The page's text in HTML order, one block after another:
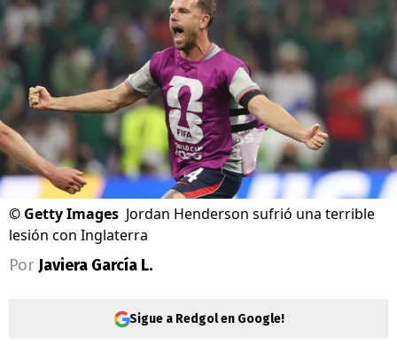
© Getty Images Jordan Henderson sufrió una terrible
lesión con Inglaterra
Por Javiera García L.
Sigue a Redgol en Google!